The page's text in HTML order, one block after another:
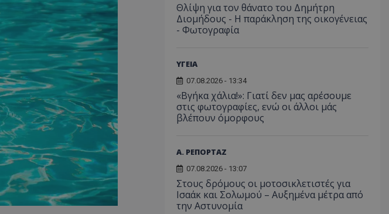
Θλίψη για τον θάνατο του Δημήτρη
Διομήδους - Η παράκληση της οικογένειας
- Φωτογραφία
ΥΓΕΙΑ
07.08.2026 - 13:34
«Βγήκα χάλια!»: Γιατί δεν μας αρέσουμε
στις φωτογραφίες, ενώ οι άλλοι μάς
βλέπουν όμορφους
Α. ΡΕΠΟΡΤΑΖ
07.08.2026 - 13:07
Στους δρόμους οι μοτοσικλετιστές για
Ισαάκ και Σολωμού – Αυξημένα μέτρα από
την Αστυνομία